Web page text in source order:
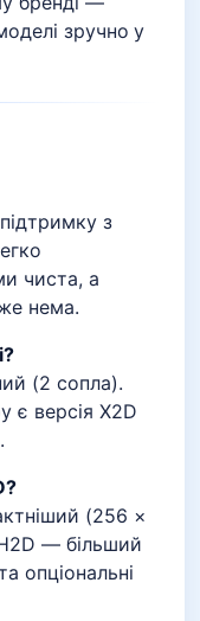
зручно у
з
чиста, а
нема.
(2 сопла).
є версія X2D
(256 ×
— більший
опціональні